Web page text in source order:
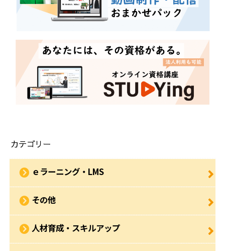
カテゴリー
ｅラーニング・LMS
その他
人材育成・スキルアップ